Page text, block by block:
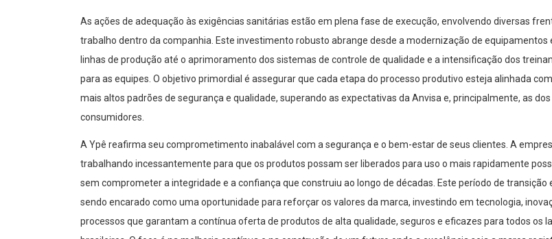
As ações de adequação às exigências sanitárias estão em plena fase de execução, envolvendo diversas
trabalho dentro da companhia. Este investimento robusto abrange desde a modernização de equipamentos
linhas de produção até o aprimoramento dos sistemas de controle de qualidade e a intensificação dos
para as equipes. O objetivo primordial é assegurar que cada etapa do processo produtivo esteja alinhada
mais altos padrões de segurança e qualidade, superando as expectativas da Anvisa e, principalmente, as dos
consumidores.
A Ypê reafirma seu comprometimento inabalável com a segurança e o bem-estar de seus clientes. A
trabalhando incessantemente para que os produtos possam ser liberados para uso o mais rapidamente
sem comprometer a integridade e a confiança que construiu ao longo de décadas. Este período de transição
sendo encarado como uma oportunidade para reforçar os valores da marca, investindo em tecnologia,
processos que garantam a contínua oferta de produtos de alta qualidade, seguros e eficazes para todos os